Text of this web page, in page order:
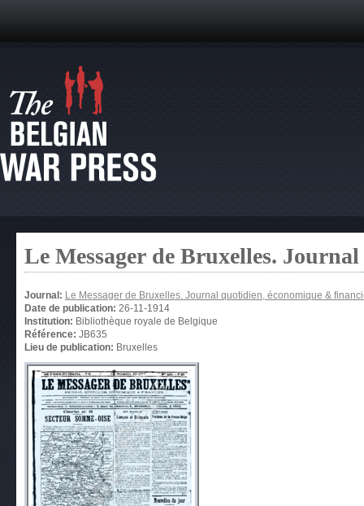
Le Messager de Bruxelles.
Journal: Le Messager de Bruxelles. Journal quotidien, économique &
Date de publication: 26-11-1914
Institution: Bibliothèque royale de Belgique
Référence: JB635
Lieu de publication: Bruxelles